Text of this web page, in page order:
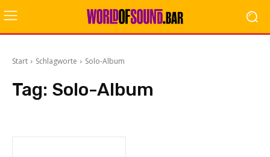
Start Schlagworte Solo-Album
Tag: Solo-Album